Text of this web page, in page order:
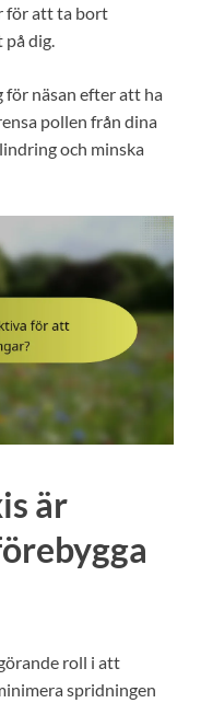
för att ta bort
dig.
för näsan efter att ha
pollen från dina
och minska
är
roll i att
spridningen